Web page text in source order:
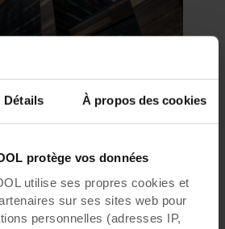
Détails À propos des cookies
protège vos données
utilise ses propres cookies et
sur ses sites web pour
personnelles (adresses IP,
façade Euroclasse A2
montrer trop prudent lorsqu’il
la vie. Optez pour nos
ignifuges naturelles.